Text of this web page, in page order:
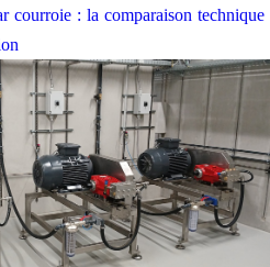
courroie : la comparaison technique